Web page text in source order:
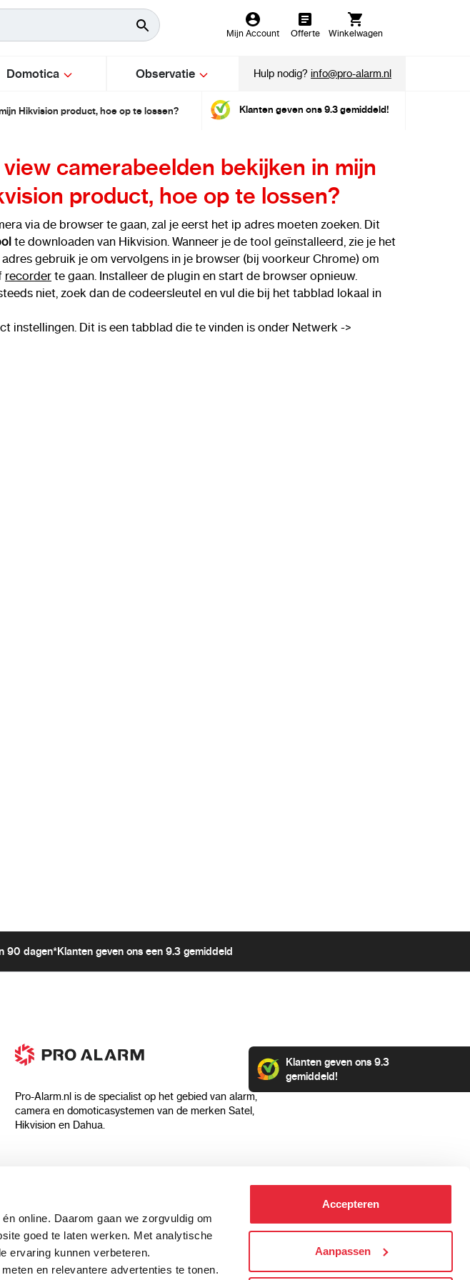
online. Daarom gaan we zorgvuldig om
goed te laten werken. Met analytische
ervaring kunnen verbeteren.
en relevantere advertenties te tonen.
Accepteren
Aanpassen
Mijn Account Offerte Winkelwagen
Domotica Observatie Hulp nodig?info@pro-alarm.nl
Hikvision product, hoe op te lossen? Klanten geven ons 9.3 gemiddeld!
camerabeelden bekijken in mijn
product, hoe op te lossen?
via de browser te gaan, zal je eerst het ip adres moeten zoeken. Dit
te downloaden van Hikvision. Wanneer je de tool geïnstalleerd, zie je het
gebruik je om vervolgens in je browser (bij voorkeur Chrome) om
recorder te gaan. Installeer de plugin en start de browser opnieuw.
niet, zoek dan de codeersleutel en vul die bij het tabblad lokaal in
instellingen. Dit is een tabblad die te vinden is onder Netwerk ->
90 dagen*Klanten geven ons een 9.3 gemiddeld
Pro-Alarm.nl is de specialist op het gebied van alarm,
camera en domoticasystemen van de merken Satel,
Hikvision en Dahua.
Klanten geven ons 9.3
gemiddeld!
Algemene voorwaarden
Privacyverklaring
Blog
Verzending & bezorging
Aansluit instructies
Categorieën
Alarmsystemen
Beveiligingscamera's
IP camera's
Hikvision camera's